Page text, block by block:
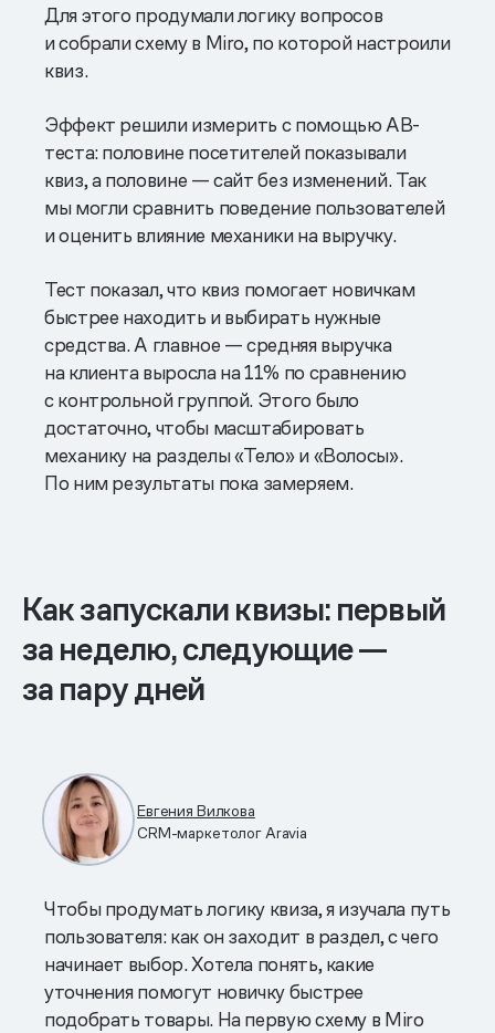
Для этого продумали логику вопросов
и собрали схему в Miro, по которой настроили
квиз.
Эффект решили измерить с помощью AB-
теста: половине посетителей показывали
квиз, а половине — сайт без изменений. Так
мы могли сравнить поведение пользователей
и оценить влияние механики на выручку.
Тест показал, что квиз помогает новичкам
быстрее находить и выбирать нужные
средства. А главное — средняя выручка
на клиента выросла на 11% по сравнению
с контрольной группой. Этого было
достаточно, чтобы масштабировать
механику на разделы «Тело» и «Волосы».
По ним результаты пока замеряем.
Как запускали квизы: первый
за неделю, следующие —
за пару дней
Евгения Вилкова
CRM-маркетолог Aravia
Чтобы продумать логику квиза, я изучала путь
пользователя: как он заходит в раздел, с чего
начинает выбор. Хотела понять, какие
уточнения помогут новичку быстрее
подобрать товары. На первую схему в Miro